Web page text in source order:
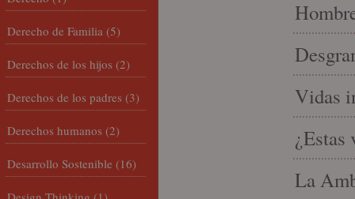
Vidas
¿Estas
La
Derecho de Familia (5)
Derechos de los hijos (2)
Derechos de los padres (3)
Derechos humanos (2)
Desarrollo Sostenible (16)